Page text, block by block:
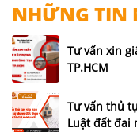
NHỮNG TIN
Tư vấn xin
TP.HCM
Tư vấn thủ
Luật đất đai